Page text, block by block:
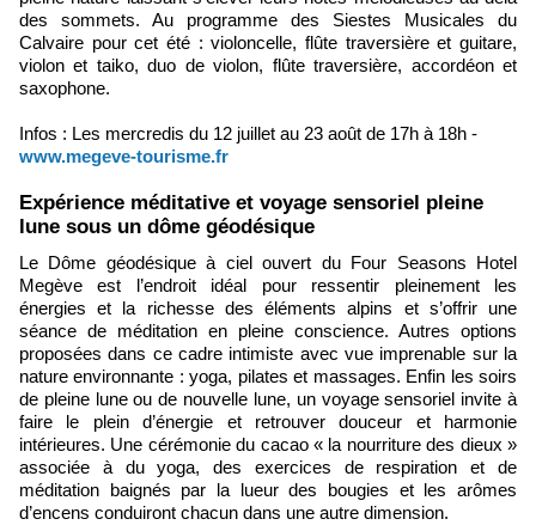
des sommets. Au programme des Siestes Musicales du
Calvaire pour cet été : violoncelle, flûte traversière et guitare,
violon et taiko, duo de violon, flûte traversière, accordéon et
saxophone.
Infos : Les mercredis du 12 juillet au 23 août de 17h à 18h -
www.megeve-tourisme.fr
Expérience méditative et voyage sensoriel pleine
lune sous un dôme géodésique
Le Dôme géodésique à ciel ouvert du Four Seasons Hotel
Megève est l’endroit idéal pour ressentir pleinement les
énergies et la richesse des éléments alpins et s’offrir une
séance de méditation en pleine conscience. Autres options
proposées dans ce cadre intimiste avec vue imprenable sur la
nature environnante : yoga, pilates et massages. Enfin les soirs
de pleine lune ou de nouvelle lune, un voyage sensoriel invite à
faire le plein d’énergie et retrouver douceur et harmonie
intérieures. Une cérémonie du cacao « la nourriture des dieux »
associée à du yoga, des exercices de respiration et de
méditation baignés par la lueur des bougies et les arômes
d’encens conduiront chacun dans une autre dimension.